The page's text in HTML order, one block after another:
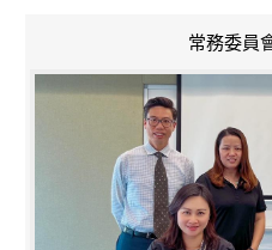
常務委員